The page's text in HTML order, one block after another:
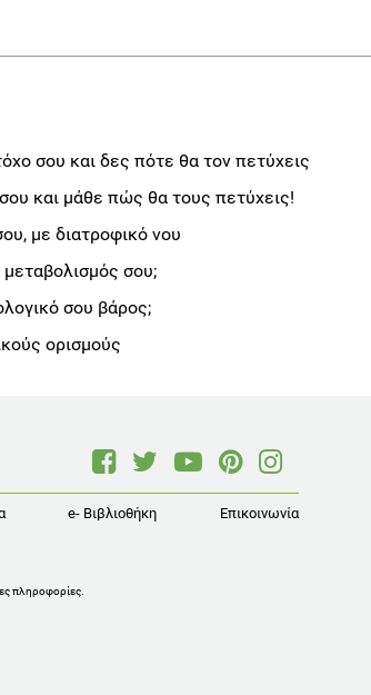
σου και δες πότε θα τον πετύχεις
και μάθε πώς θα τους πετύχεις!
με διατροφικό νου
σου;
σου βάρος;
ορισμούς
e- Βιβλιοθήκη Επικοινωνία
πληροφορίες